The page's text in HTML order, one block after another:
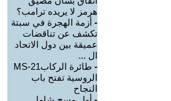
هرمز لا يريده ترامب؟
- أزمة الهجرة في سبتة
تكشف عن تناقضات
عميقة بين دول الاتحاد
ال ...
-
طائرة الركابMS-21
الروسية تفتح باب
النجاح